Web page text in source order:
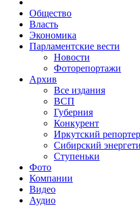
Общество
Власть
Экономика
Парламентские вести
Новости
Фоторепортажи
Архив
Все издания
ВСП
Губерния
Конкурент
Иркутский репортер
Сибирский
Ступеньки
Фото
Компании
Видео
Аудио